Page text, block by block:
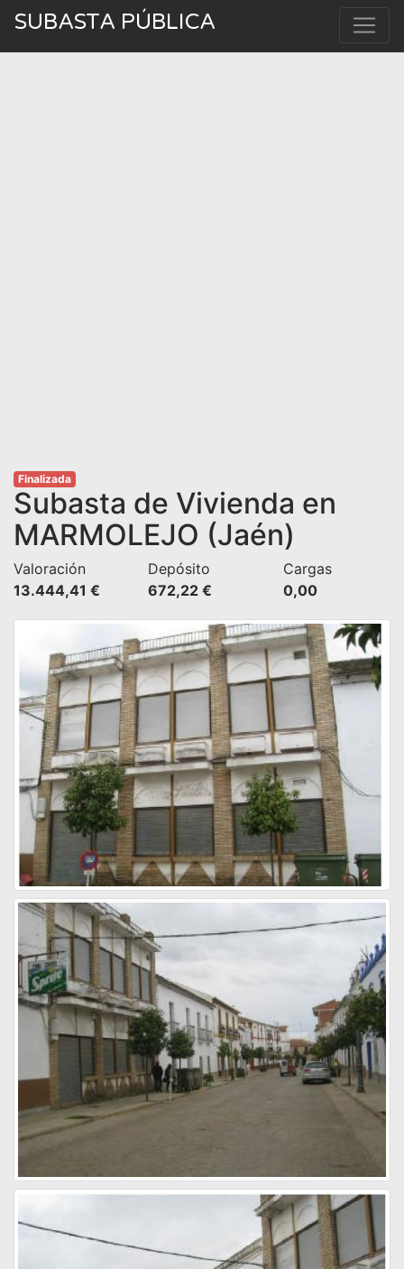
SUBASTA PÚBLICA
Finalizada
Subasta de Vivienda en
MARMOLEJO (Jaén)
Valoración
13.444,41 €
Depósito
672,22 €
Cargas
0,00 